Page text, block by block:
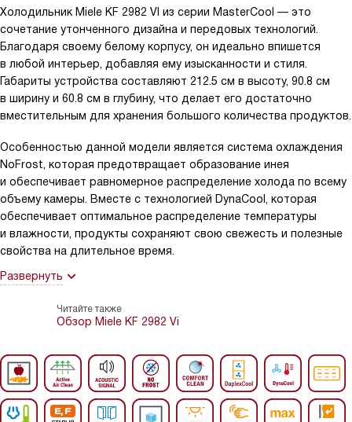
Холодильник Miele KF 2982 VI из серии MasterCool — это
сочетание утонченного дизайна и передовых технологий.
Благодаря своему белому корпусу, он идеально впишется
в любой интерьер, добавляя ему изысканности и стиля.
Габариты устройства составляют 212.5 см в высоту, 90.8 см
в ширину и 60.8 см в глубину, что делает его достаточно
вместительным для хранения большого количества продуктов.
Особенностью данной модели является система охлаждения
NoFrost, которая предотвращает образование инея
и обеспечивает равномерное распределение холода по всему
объему камеры. Вместе с технологией DynaCool, которая
обеспечивает оптимальное распределение температуры
и влажности, продукты сохраняют свою свежесть и полезные
свойства на длительное время.
Развернуть
Читайте также
Обзор Miele KF 2982 Vi